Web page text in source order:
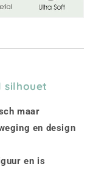
silhouet
maar
en design
en is